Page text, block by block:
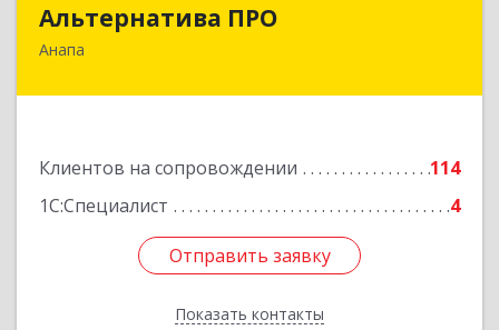
Альтернатива ПРО
Анапа
Клиентов на сопровождении
114
1С:Специалист
4
Отправить заявку
Показать контакты
353450, Краснодарский край, Анапский р-н,
Отправить заявку
Назад